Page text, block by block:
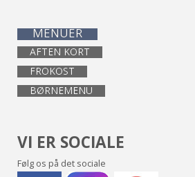
MENUER
AFTEN KORT
FROKOST
BØRNEMENU
VI ER SOCIALE
Følg os på det sociale